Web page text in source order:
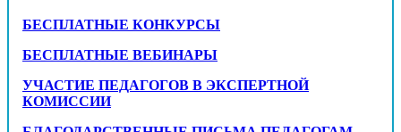
БЕСПЛАТНЫЕ КОНКУРСЫ
БЕСПЛАТНЫЕ ВЕБИНАРЫ
УЧАСТИЕ ПЕДАГОГОВ В ЭКСПЕРТНОЙ
КОМИССИИ